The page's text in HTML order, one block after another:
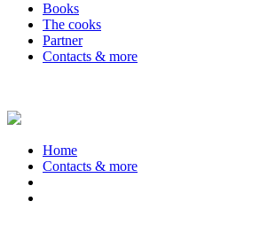
Books
The cooks
Partner
Contacts & more
Home
Contacts & more